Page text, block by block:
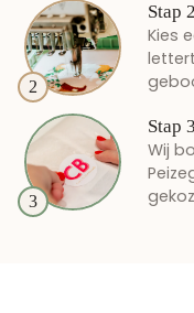
2
Stap
Kies
3
Stap
Wij